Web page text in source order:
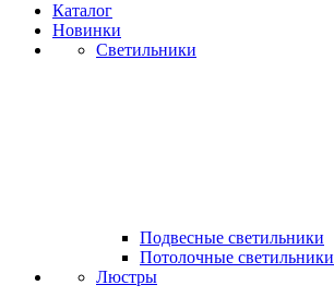
Каталог
Новинки
Светильники
Подвесные светильники
Потолочные светильники
Люстры